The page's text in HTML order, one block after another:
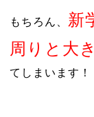
もちろん、 新
周りと大
てしまいます！